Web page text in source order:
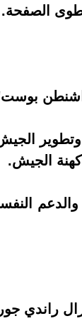
الصفحة.
وتطوير
كهنة الجيش.
والدعم
راندي